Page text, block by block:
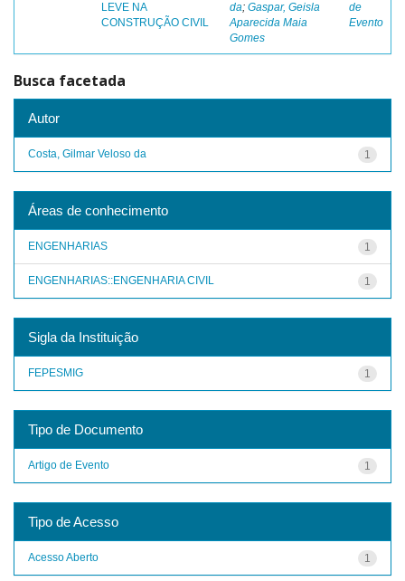
LEVE NA
CONSTRUÇÃO CIVIL
da; Gaspar, Geisla
Aparecida Maia
Gomes
de
Evento
Busca facetada
Autor
1
Costa, Gilmar Veloso da
Áreas de conhecimento
1
ENGENHARIAS
1
ENGENHARIAS::ENGENHARIA CIVIL
Sigla da Instituição
1
FEPESMIG
Tipo de Documento
1
Artigo de Evento
Tipo de Acesso
1
Acesso Aberto